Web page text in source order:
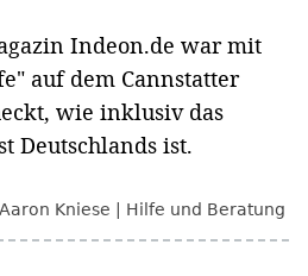
Indeon.de war mit
auf dem Cannstatter
wie inklusiv das
Deutschlands ist.
Aaron Kniese Hilfe und Beratung